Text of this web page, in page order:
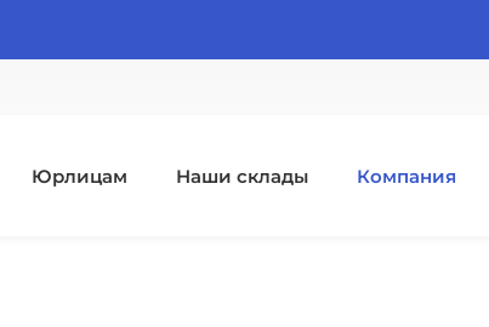
Юрлицам Наши склады Компания